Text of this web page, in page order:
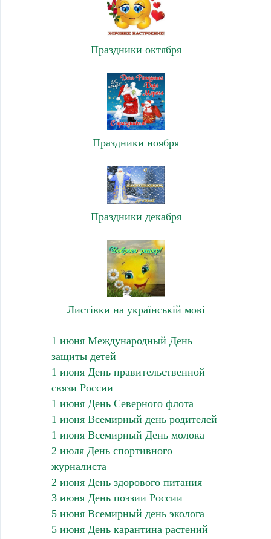
Праздники октября
Праздники ноября
Праздники декабря
Листівки на українській мові
1 июня Международный День
защиты детей
1 июня День правительственной
связи России
1 июня День Северного флота
1 июня Всемирный день родителей
1 июня Всемирный День молока
2 июля День спортивного
журналиста
2 июня День здорового питания
3 июня День поэзии России
5 июня Всемирный день эколога
5 июня День карантина растений